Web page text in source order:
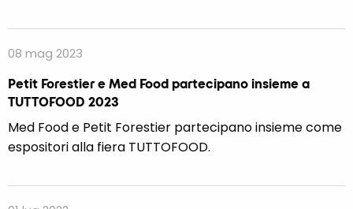
08 mag 2023
Petit Forestier e Med Food partecipano insieme a
TUTTOFOOD 2023
Med Food e Petit Forestier partecipano insieme come
espositori alla fiera TUTTOFOOD.